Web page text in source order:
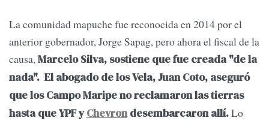
La comunidad mapuche fue reconocida en 2014 por el
anterior gobernador, Jorge Sapag, pero ahora el fiscal de la
causa,Marcelo Silva, sostiene que fue creada "de la
nada". El abogado de los Vela, Juan Coto, aseguró
que los Campo Maripe no reclamaron las tierras
hasta que YPF yChevrondesembarcaron allí.Lo